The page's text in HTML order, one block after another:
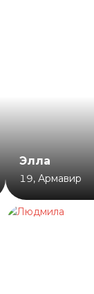
Элла
19, Армавир